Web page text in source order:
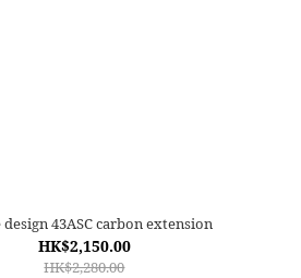
43ASC carbon extension
HK$2,150.00
HK$2,280.00